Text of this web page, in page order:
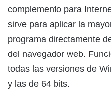
complemento para
sirve para aplicar la
programa directamente
del navegador web.
todas las versiones de
y las de 64 bits.